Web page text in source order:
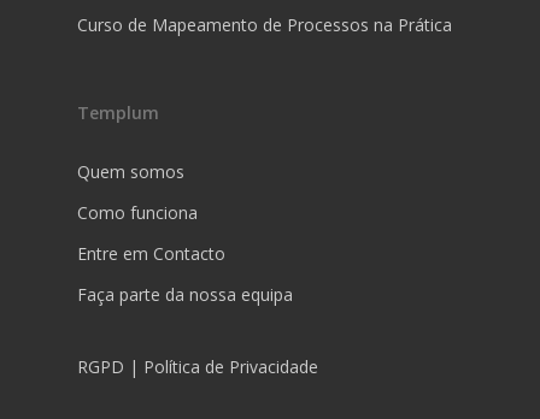
Curso de Mapeamento de Processos na Prática
Templum
Quem somos
Como funciona
Entre em Contacto
Faça parte da nossa equipa
RGPD | Política de Privacidade